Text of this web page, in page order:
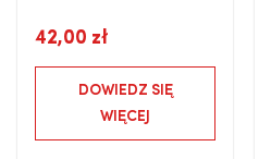
42,00 zł
DOWIEDZ SIĘ
WIĘCEJ